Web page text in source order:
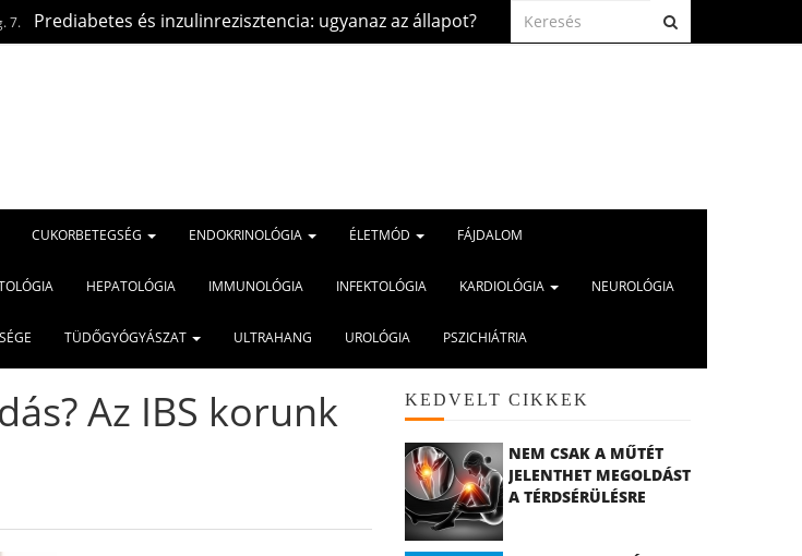
és inzulinrezisztencia: ugyanaz az állapot? 2026.aug. 5. Szívbetegség és kánikula: mire kell
CUKORBETEGSÉG ENDOKRINOLÓGIA ÉLETMÓD FÁJDALOM
HEPATOLÓGIA IMMUNOLÓGIA INFEKTOLÓGIA KARDIOLÓGIA NEUROLÓGIA
TÜDŐGYÓGYÁSZAT ULTRAHANG UROLÓGIA PSZICHIÁTRIA
Az IBS korunk KEDVELT CIKKEK
NEM CSAK A MŰTÉT
JELENTHET MEGOLDÁST
A TÉRDSÉRÜLÉSRE